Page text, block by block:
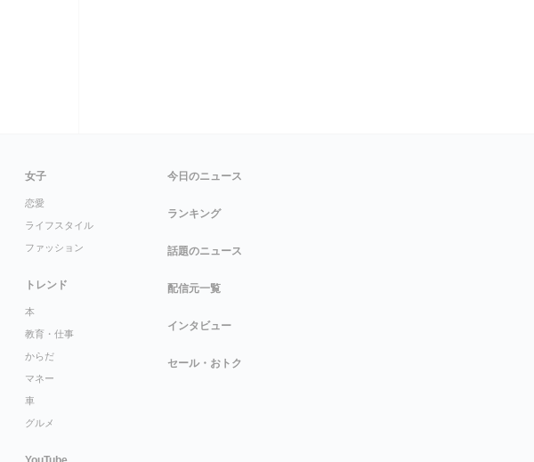
女子
恋愛
ライフスタイル
ファッション
トレンド
本
教育・仕事
からだ
マネー
車
グルメ
今日のニュース
ランキング
話題のニュース
配信元一覧
インタビュー
セール・おトク